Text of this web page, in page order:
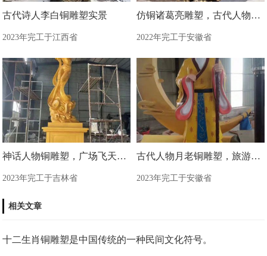
古代诗人李白铜雕塑实景
2023年完工于江西省
仿铜诸葛亮雕塑，古代人物雕塑
2022年完工于安徽省
神话人物铜雕塑，广场飞天铜雕塑制造商
2023年完工于吉林省
古代人物月老铜雕塑，旅游区景观雕塑
2023年完工于安徽省
相关文章
十二生肖铜雕塑是中国传统的一种民间文化符号。